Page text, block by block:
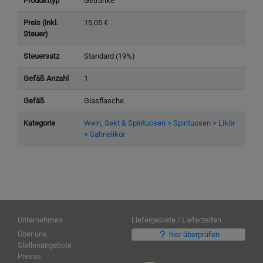
Preis (inkl.
Steuer)
15,05 €
Steuersatz Standard (19%)
Gefäß Anzahl 1
Gefäß Glasflasche
Kategorie
Wein, Sekt & Spirituosen > Spirituosen > Likör
> Sahnelikör
Unternehmen
Über uns
Stellenangebote
Presse
Liefergebiete / Lieferzeiten
hier überprüfen